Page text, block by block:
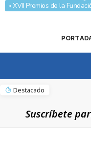
» XVII Premios de la
Destacado
Suscríbete